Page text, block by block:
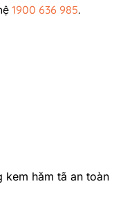
1900 636 985.
kem hăm tã an toàn